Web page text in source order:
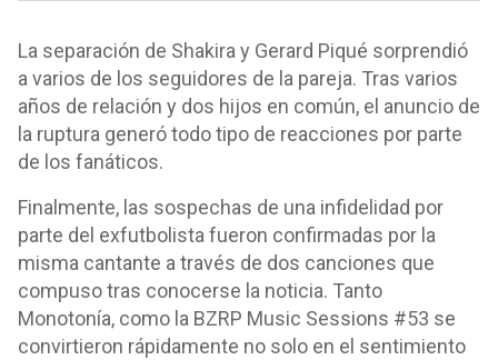
La separación de Shakira y Gerard Piqué sorprendió
a varios de los seguidores de la pareja. Tras varios
años de relación y dos hijos en común, el anuncio de
la ruptura generó todo tipo de reacciones por parte
de los fanáticos.
Finalmente, las sospechas de una infidelidad por
parte del exfutbolista fueron confirmadas por la
misma cantante a través de dos canciones que
compuso tras conocerse la noticia. Tanto
Monotonía, como la BZRP Music Sessions #53 se
convirtieron rápidamente no solo en el sentimiento